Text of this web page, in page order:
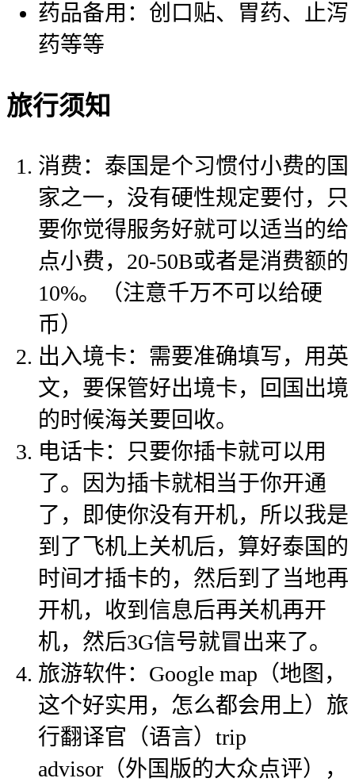
药品备用：创口贴、胃药、止泻
药等等
旅行须知
消费：泰国是个习惯付小费的国
家之一，没有硬性规定要付，只
要你觉得服务好就可以适当的给
点小费，20-50B或者是消费额的
10%。（注意千万不可以给硬
币）
出入境卡：需要准确填写，用英
文，要保管好出境卡，回国出境
的时候海关要回收。
电话卡：只要你插卡就可以用
了。因为插卡就相当于你开通
了，即使你没有开机，所以我是
到了飞机上关机后，算好泰国的
时间才插卡的，然后到了当地再
开机，收到信息后再关机再开
机，然后3G信号就冒出来了。
旅游软件：Google map（地图，
这个好实用，怎么都会用上）旅
行翻译官（语言）trip
advisor（外国版的大众点评），